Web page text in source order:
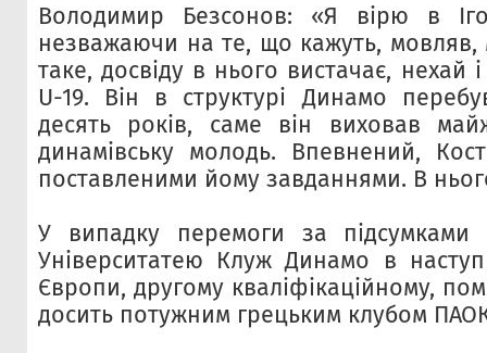
Володимир Безсонов: «Я вірю в
незважаючи на те, що кажуть, мовляв,
таке, досвіду в нього вистачає, нехай
U-19. Він в структурі Динамо
десять років, саме він виховав
динамівську молодь. Впевнений,
поставленими йому завданнями. В
У випадку перемоги за підсумками
Університатею Клуж Динамо в
Європи, другому кваліфікаційному,
досить потужним грецьким клубом